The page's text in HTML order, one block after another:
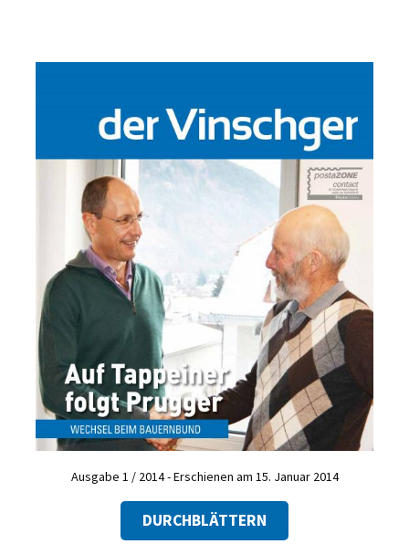
Ausgabe 1 / 2014 - Erschienen am 15. Januar 2014
DURCHBLÄTTERN